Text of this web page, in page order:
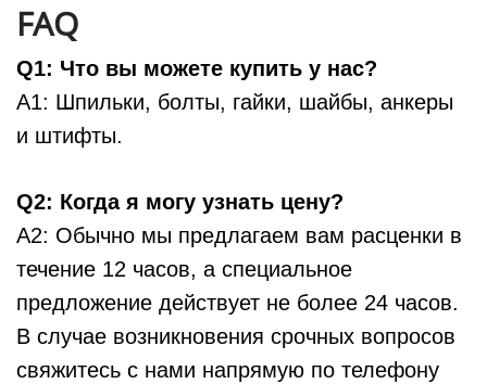
FAQ
Q1: Что вы можете купить у нас?
A1: Шпильки, болты, гайки, шайбы, анкеры
и штифты.
Q2: Когда я могу узнать цену?
A2: Обычно мы предлагаем вам расценки в
течение 12 часов, а специальное
предложение действует не более 24 часов.
В случае возникновения срочных вопросов
свяжитесь с нами напрямую по телефону